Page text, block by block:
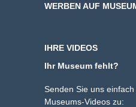
WERBEN AUF
IHRE VIDEOS
Ihr Museum fehlt?
Senden Sie uns
Museums-Videos zu: